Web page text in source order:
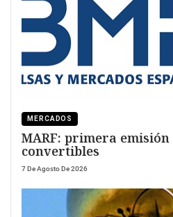
MERCADOS
MARF: primera emisión
convertibles
7 De Agosto De 2026